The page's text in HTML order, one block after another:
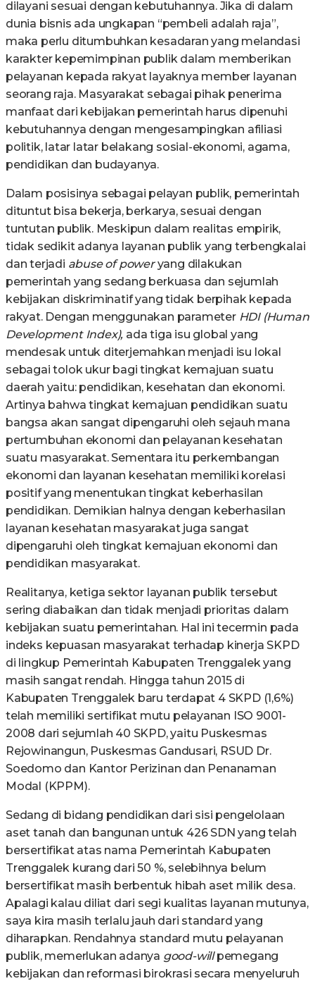
dilayani sesuai dengan kebutuhannya. Jika di dalam
dunia bisnis ada ungkapan “pembeli adalah raja”,
maka perlu ditumbuhkan kesadaran yang melandasi
karakter kepemimpinan publik dalam memberikan
pelayanan kepada rakyat layaknya member layanan
seorang raja. Masyarakat sebagai pihak penerima
manfaat dari kebijakan pemerintah harus dipenuhi
kebutuhannya dengan mengesampingkan afiliasi
politik, latar latar belakang sosial-ekonomi, agama,
pendidikan dan budayanya.
Dalam posisinya sebagai pelayan publik, pemerintah
dituntut bisa bekerja, berkarya, sesuai dengan
tuntutan publik. Meskipun dalam realitas empirik,
tidak sedikit adanya layanan publik yang terbengkalai
dan terjadi abuse of poweryang dilakukan
pemerintah yang sedang berkuasa dan sejumlah
kebijakan diskriminatif yang tidak berpihak kepada
rakyat. Dengan menggunakan parameter HDI (Human
Development Index), ada tiga isu global yang
mendesak untuk diterjemahkan menjadi isu lokal
sebagai tolok ukur bagi tingkat kemajuan suatu
daerah yaitu: pendidikan, kesehatan dan ekonomi.
Artinya bahwa tingkat kemajuan pendidikan suatu
bangsa akan sangat dipengaruhi oleh sejauh mana
pertumbuhan ekonomi dan pelayanan kesehatan
suatu masyarakat. Sementara itu perkembangan
ekonomi dan layanan kesehatan memiliki korelasi
positif yang menentukan tingkat keberhasilan
pendidikan. Demikian halnya dengan keberhasilan
layanan kesehatan masyarakat juga sangat
dipengaruhi oleh tingkat kemajuan ekonomi dan
pendidikan masyarakat.
Realitanya, ketiga sektor layanan publik tersebut
sering diabaikan dan tidak menjadi prioritas dalam
kebijakan suatu pemerintahan. Hal ini tecermin pada
indeks kepuasan masyarakat terhadap kinerja SKPD
di lingkup Pemerintah Kabupaten Trenggalek yang
masih sangat rendah. Hingga tahun 2015 di
Kabupaten Trenggalek baru terdapat 4 SKPD (1,6%)
telah memiliki sertifikat mutu pelayanan ISO 9001-
2008 dari sejumlah 40 SKPD, yaitu Puskesmas
Rejowinangun, Puskesmas Gandusari, RSUD Dr.
Soedomo dan Kantor Perizinan dan Penanaman
Modal (KPPM).
Sedang di bidang pendidikan dari sisi pengelolaan
aset tanah dan bangunan untuk 426 SDN yang telah
bersertifikat atas nama Pemerintah Kabupaten
Trenggalek kurang dari 50 %, selebihnya belum
bersertifikat masih berbentuk hibah aset milik desa.
Apalagi kalau diliat dari segi kualitas layanan mutunya,
saya kira masih terlalu jauh dari standard yang
diharapkan. Rendahnya standard mutu pelayanan
publik, memerlukan adanya good-willpemegang
kebijakan dan reformasi birokrasi secara menyeluruh